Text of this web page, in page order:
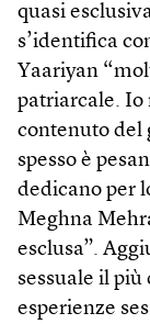
quasi
s’identifica
Yaariyan
patriarcale. Io
contenuto del
spesso è
dedicano per
Meghna
esclusa”.
sessuale il
esperienze